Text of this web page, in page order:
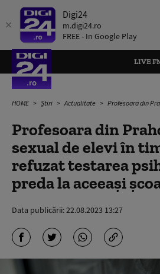
Digi24
m.digi24.ro
FREE - In Google Play
LIVE
HOME Știri Actualitate Profesoara din Prahova hărțuită sexual de
Profesoara din
sexual de elevi în
refuzat testarea
preda la aceeași
Data publicării:22.08.2023 13:27